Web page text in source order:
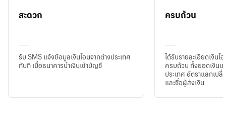
สะดวก
รับ SMS แจ้งข้อมูลเงินโอนจากต่างประเทศ
ทันที เมื่อธนาคารนำเงินเข้าบัญชี
ครบถ้วน
ได้รับรายละเอียดเงินโ
ครบถ้วน ทั้งยอดเงินบ
ประเทศ อัตราแลกเป
และชื่อผู้ส่งเงิน